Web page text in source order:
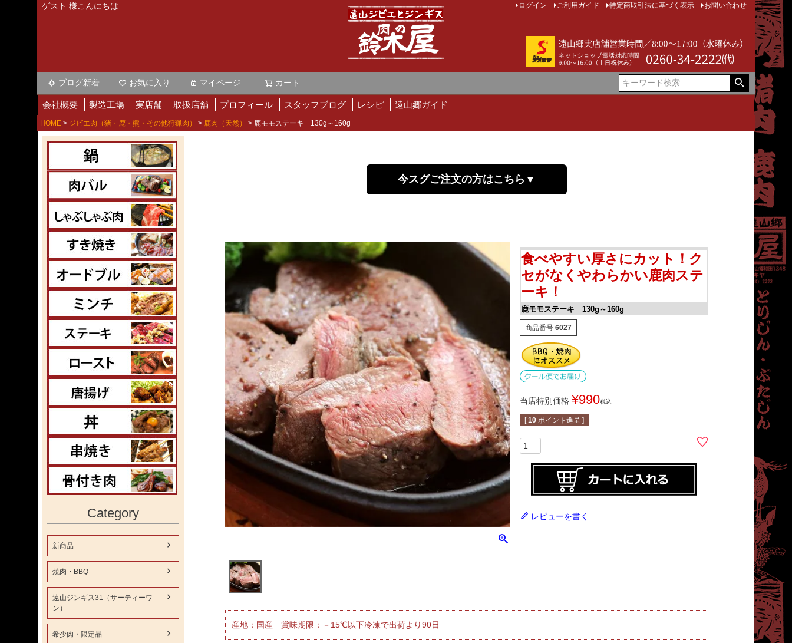
ゲスト 様こんにちは ログイン ご利用ガイド 特定商取引法に基づく表示 お問い合わせ
ブログ新着 お気に入り マイページ カート
会社概要 製造工場 実店舗 取扱店舗 プロフィール スタッフブログ レシピ 遠山郷ガイド
HOME ジビエ肉（猪・鹿・熊・その他狩猟肉） 鹿肉（天然） 鹿モモステーキ 130g～160g
Category
新商品
焼肉・BBQ
遠山ジンギス31（サーティーワ
ン）
希少肉・限定品
今スグご注文の方はこちら▼
食べやすい厚さにカット！ク
セがなくやわらかい鹿肉ステ
ーキ！
鹿モモステーキ 130g～160g
商品番号 6027
当店特別価格 ¥990税込
[ 10 ポイント進呈 ]
レビューを書く
産地：国産 賞味期限：－15℃以下冷凍で出荷より90日